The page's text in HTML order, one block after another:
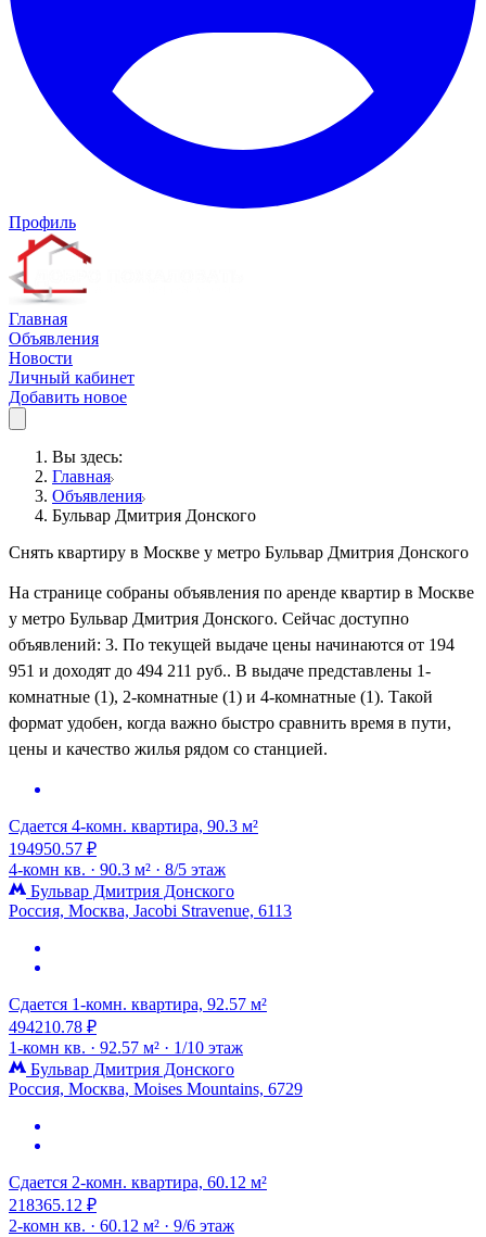
Профиль
Главная
Объявления
Новости
Личный кабинет
Добавить новое
Вы здесь:
Главная
Объявления
Бульвар Дмитрия Донского
Снять квартиру в Москве у метро Бульвар Дмитрия Донского
На странице собраны объявления по аренде квартир в Москве
у метро Бульвар Дмитрия Донского. Сейчас доступно
объявлений: 3. По текущей выдаче цены начинаются от 194
951 и доходят до 494 211 руб.. В выдаче представлены 1-
комнатные (1), 2-комнатные (1) и 4-комнатные (1). Такой
формат удобен, когда важно быстро сравнить время в пути,
цены и качество жилья рядом со станцией.
Сдается 4-комн. квартира, 90.3 м²
194950.57 ₽
4-комн кв. · 90.3 м² · 8/5 этаж
Бульвар Дмитрия Донского
Россия, Москва, Jacobi Stravenue, 6113
Сдается 1-комн. квартира, 92.57 м²
494210.78 ₽
1-комн кв. · 92.57 м² · 1/10 этаж
Бульвар Дмитрия Донского
Россия, Москва, Moises Mountains, 6729
Сдается 2-комн. квартира, 60.12 м²
218365.12 ₽
2-комн кв. · 60.12 м² · 9/6 этаж